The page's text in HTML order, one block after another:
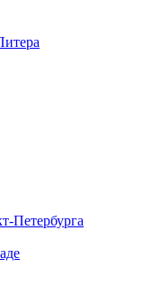
Петербурга